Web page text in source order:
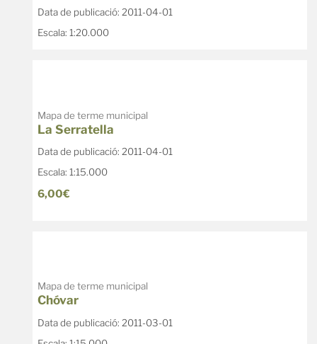
Data de publicació: 2011-04-01
Escala: 1:20.000
Mapa de terme municipal
La Serratella
Data de publicació: 2011-04-01
Escala: 1:15.000
6,00€
Mapa de terme municipal
Chóvar
Data de publicació: 2011-03-01